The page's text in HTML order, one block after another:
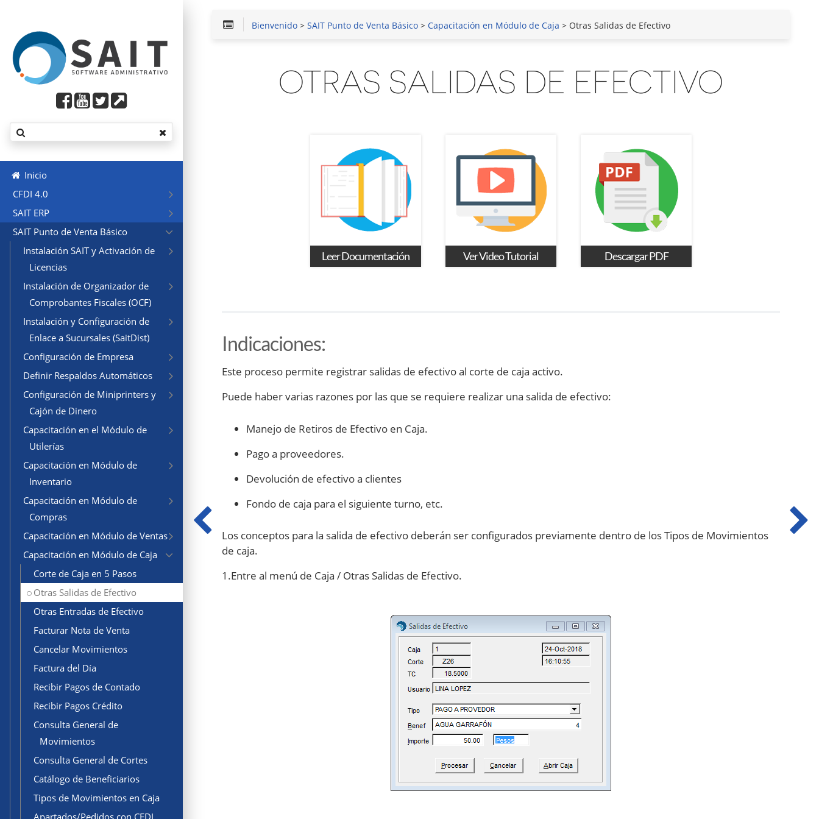
Inicio
CFDI 4.0
SAIT ERP
SAIT Punto de Venta Básico
Instalación SAIT y Activación de
Licencias
Instalación de Organizador de
Comprobantes Fiscales (OCF)
Instalación y Configuración de
Enlace a Sucursales (SaitDist)
Configuración de Empresa
Definir Respaldos Automáticos
Configuración de Miniprinters y
Cajón de Dinero
Capacitación en el Módulo de
Utilerías
Capacitación en Módulo de
Inventario
Capacitación en Módulo de
Compras
Capacitación en Módulo de Ventas
Capacitación en Módulo de Caja
Corte de Caja en 5 Pasos
Otras Salidas de Efectivo
Otras Entradas de Efectivo
Facturar Nota de Venta
Cancelar Movimientos
Factura del Día
Recibir Pagos de Contado
Recibir Pagos Crédito
Consulta General de
Movimientos
Consulta General de Cortes
Catálogo de Beneficiarios
Tipos de Movimientos en Caja
Bienvenido >SAIT Punto de Venta Básico >Capacitación en Módulo de Caja > Otras Salidas de Efectivo
OTRAS SALIDAS DE EFECTIVO
Leer Documentación Ver Video Tutorial Descargar PDF
Indicaciones:
Este proceso permite registrar salidas de efectivo al corte de caja activo.
Puede haber varias razones por las que se requiere realizar una salida de efectivo:
Manejo de Retiros de Efectivo en Caja.
Pago a proveedores.
Devolución de efectivo a clientes
Fondo de caja para el siguiente turno, etc.
Los conceptos para la salida de efectivo deberán ser configurados previamente dentro de los Tipos de Movimientos
de caja.
1.Entre al menú de Caja / Otras Salidas de Efectivo.